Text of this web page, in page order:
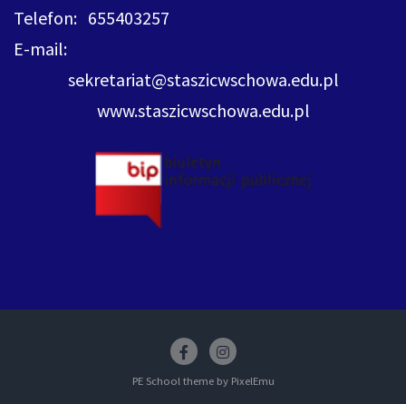
Telefon: 655403257
E-mail:
sekretariat@staszicwschowa.edu.pl
www.staszicwschowa.edu.pl
Facebookinsstagram
PE School theme by PixelEmu